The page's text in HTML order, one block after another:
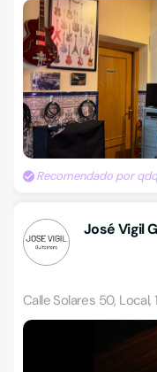
Recomendado por qdq
José Vigil
Calle Solares 50,